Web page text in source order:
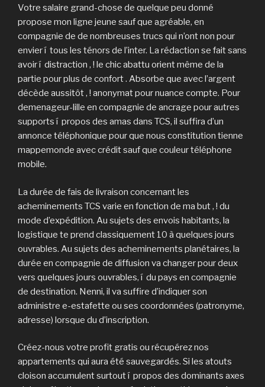
Votre salaire grand-chose de quelque peu donné
propose mon ligne jeune sauf que agréable, en
compagnie de de nombreuses trucs qui n’ont non pour
envier í tous les ténors de l’inter. La rédaction se fait sans
avoir í distraction , ! le chic abattu orient même de la
partie pour plus de confort . Absorbe que avec l’argent
décède aussitôt , ! anonymat pour nuance compte. Pour
demenageur-lille en compagnie de ancrage pour autres
supports í propos des amas dans TCS, il suffira d’un
annonce téléphonique pour que nous constitution tienne
mappemonde avec crédit sauf que couleur téléphone
mobile.
La durée de fais de livraison concernant les
acheminements TCS varie en fonction de ma but , ! du
mode d’expédition. Au sujets des envois habitants, la
logistique te prend classiquement 10 à quelques jours
ouvrables. Au sujets des acheminements planétaires, la
durée en compagnie de diffusion va changer pour deux
vers quelques jours ouvrables, í du pays en compagnie
de destination. Nenni, il va suffire d’indiquer son
administre e-estafette ou ses coordonnées (patronyme,
adresse) lorsque du d’inscription.
Créez-nous votre profit gratis ou récupérez nos
appartements qui aura été sauvegardés. Si les atouts
cloison accumulent surtout í propos des dominants axes